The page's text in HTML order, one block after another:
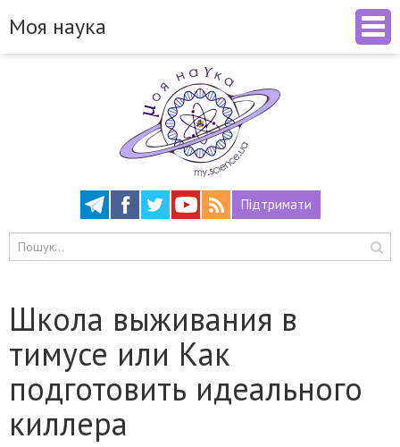
Підтримати
Моя наука
Школа выживания в
тимусе или Как
подготовить идеального
киллера